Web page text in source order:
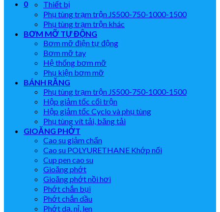
0
Thiết bị
Phụ tùng trạm trộn JS500-750-1000-1500
Phụ tùng trạm trộn khác
BƠM MỠ TỰ ĐỘNG
Bơm mỡ điện tự động
Bơm mỡ tay
Hệ thống bơm mỡ
Phụ kiện bơm mỡ
BÁNH RĂNG
Phụ tùng trạm trộn JS500-750-1000-1500
Hộp giảm tốc cối trộn
Hộp giảm tốc Cyclo và phụ tùng
Phụ tùng vít tải, băng tải
GIOĂNG PHỚT
Cao su giảm chấn
Cao su POLYURETHANE Khớp nối
Cup pen cao su
Gioăng phớt
Gioăng phớt nồi hơi
Phớt chắn bụi
Phớt chắn dầu
Phớt dạ, nỉ, len